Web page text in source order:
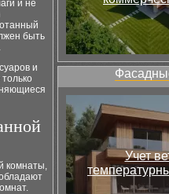
и не
быть
и
комнаты,
Учет